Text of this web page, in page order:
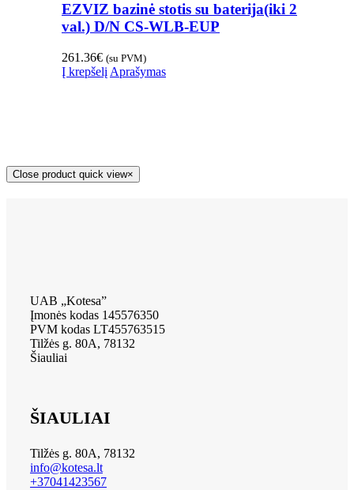
EZVIZ bazinė stotis su baterija(iki 2
val.) D/N CS-WLB-EUP
261.36€ (su PVM)
Į krepšelį Aprašymas
Close product quick view×
UAB „Kotesa”
Įmonės kodas 145576350
PVM kodas LT455763515
Tilžės g. 80A, 78132
Šiauliai
ŠIAULIAI
Tilžės g. 80A, 78132
info@kotesa.lt
+37041423567